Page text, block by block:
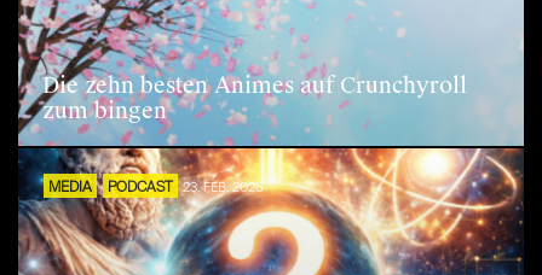
Die zehn besten Animes auf Crunchyroll
zum bingen
MEDIA PODCAST 23. FEB. 2026